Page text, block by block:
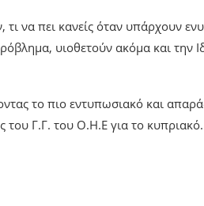
τι να πει κανείς όταν υπάρχουν
υιοθετούν ακόμα και την
το πιο εντυπωσιακό και
του Γ.Γ. του Ο.Η.Ε για το κυπριακό.